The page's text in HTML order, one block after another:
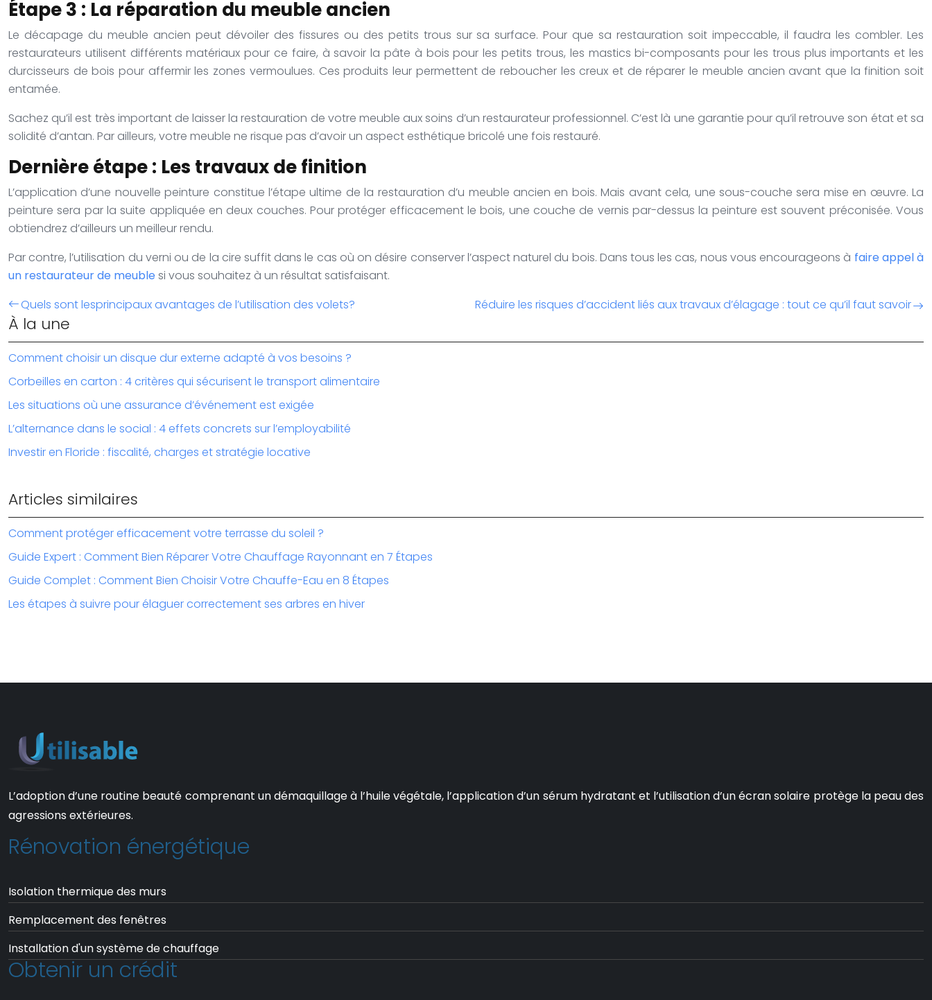
Étape 3 : La réparation du meuble ancien
Le décapage du meuble ancien peut dévoiler des fissures ou des petits trous sur sa surface. Pour que sa restauration soit impeccable, il faudra les combler. Les
restaurateurs utilisent différents matériaux pour ce faire, à savoir la pâte à bois pour les petits trous, les mastics bi-composants pour les trous plus importants et les
durcisseurs de bois pour affermir les zones vermoulues. Ces produits leur permettent de reboucher les creux et de réparer le meuble ancien avant que la finition soit
entamée.
Sachez qu’il est très important de laisser la restauration de votre meuble aux soins d’un restaurateur professionnel. C’est là une garantie pour qu’il retrouve son état et sa
solidité d’antan. Par ailleurs, votre meuble ne risque pas d’avoir un aspect esthétique bricolé une fois restauré.
Dernière étape : Les travaux de finition
L’application d’une nouvelle peinture constitue l’étape ultime de la restauration d’u meuble ancien en bois. Mais avant cela, une sous-couche sera mise en œuvre. La
peinture sera par la suite appliquée en deux couches. Pour protéger efficacement le bois, une couche de vernis par-dessus la peinture est souvent préconisée. Vous
obtiendrez d’ailleurs un meilleur rendu.
Par contre, l’utilisation du verni ou de la cire suffit dans le cas où on désire conserver l’aspect naturel du bois. Dans tous les cas, nous vous encourageons à faire appel à
un restaurateur de meuble si vous souhaitez à un résultat satisfaisant.
Quels sont lesprincipaux avantages de l’utilisation des volets?
Réduire les risques d’accident liés aux travaux d’élagage : tout ce qu’il faut savoir
À la une
Comment choisir un disque dur externe adapté à vos besoins ?
Corbeilles en carton : 4 critères qui sécurisent le transport alimentaire
Les situations où une assurance d’événement est exigée
L’alternance dans le social : 4 effets concrets sur l’employabilité
Investir en Floride : fiscalité, charges et stratégie locative
Articles similaires
Comment protéger efficacement votre terrasse du soleil ?
Guide Expert : Comment Bien Réparer Votre Chauffage Rayonnant en 7 Étapes
Guide Complet : Comment Bien Choisir Votre Chauffe-Eau en 8 Étapes
Les étapes à suivre pour élaguer correctement ses arbres en hiver
L’adoption d’une routine beauté comprenant un démaquillage à l’huile végétale, l’application d’un sérum hydratant et l’utilisation d’un écran solaire protège la peau des
agressions extérieures.
Rénovation énergétique
Isolation thermique des murs
Remplacement des fenêtres
Installation d'un système de chauffage
Obtenir un crédit